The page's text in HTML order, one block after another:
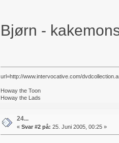
Bjørn -
url=http://www.intervocative.com/
Howay the Toon
Howay the Lads
24...
« Svar #2 på: 25. Juni 2005, 00:25 »